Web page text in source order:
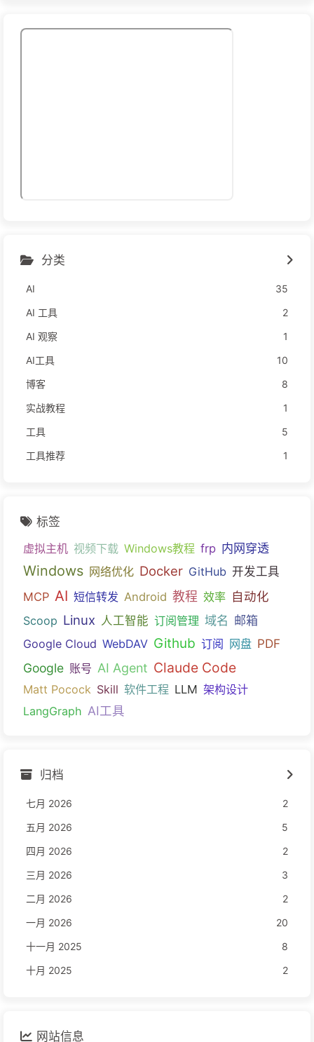
分类
AI
35
AI 工具
2
AI 观察
1
AI工具
10
博客
8
实战教程
1
工具
5
工具推荐
1
标签
虚拟主机 视频下载 Windows教程 frp 内网穿透
Windows 网络优化 Docker GitHub 开发工具
MCP AI 短信转发 Android 教程 效率 自动化
Scoop Linux 人工智能 订阅管理 域名 邮箱
Google Cloud WebDAV Github 订阅 网盘 PDF
Google 账号 AI Agent Claude Code
Matt Pocock Skill 软件工程 LLM 架构设计
LangGraph AI工具
归档
七月 2026
2
五月 2026
5
四月 2026
2
三月 2026
3
二月 2026
2
一月 2026
20
十一月 2025
8
十月 2025
2
网站信息